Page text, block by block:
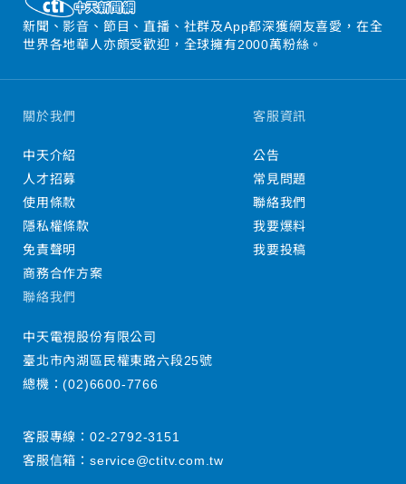
新聞、影音、節目、直播、社群及App都深獲網友喜愛，在全
世界各地華人亦頗受歡迎，全球擁有2000萬粉絲。
關於我們
中天介紹
人才招募
使用條款
隱私權條款
免責聲明
商務合作方案
客服資訊
公告
常見問題
聯絡我們
我要爆料
我要投稿
聯絡我們
中天電視股份有限公司
臺北市內湖區民權東路六段25號
總機：(02)6600-7766
客服專線： 02-2792-3151
客服信箱： service@ctitv.com.tw